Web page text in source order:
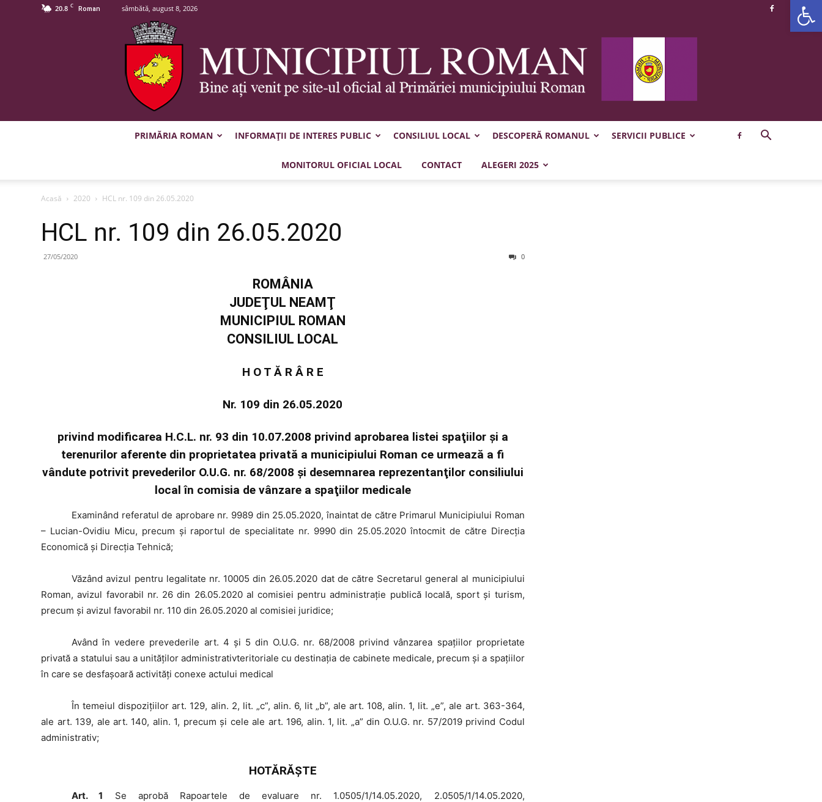
20.8 C Roman sâmbătă, august 8, 2026
Municipiul
PRIMĂRIA ROMAN INFORMAȚII DE INTERES PUBLIC CONSILIUL LOCAL DESCOPERĂ ROMANUL SERVICII PUBLICE
MONITORUL OFICIAL LOCAL CONTACT ALEGERI 2025
Acasă 2020 HCL nr. 109 din 26.05.2020
HCL nr. 109 din 26.05.2020
27/05/2020 0
ROMÂNIA
JUDEŢUL NEAMŢ
MUNICIPIUL ROMAN
CONSILIUL LOCAL
H O T Ă R Â R E
Nr. 109 din 26.05.2020
privind modificarea H.C.L. nr. 93 din 10.07.2008 privind aprobarea listei spaţiilor şi a
terenurilor aferente din proprietatea privată a municipiului Roman ce urmează a fi
vândute potrivit prevederilor O.U.G. nr. 68/2008 şi desemnarea reprezentanţilor consiliului
local în comisia de vânzare a spaţiilor medicale
Examinând referatul de aprobare nr. 9989 din 25.05.2020, înaintat de către Primarul Municipiului Roman
– Lucian-Ovidiu Micu, precum şi raportul de specialitate nr. 9990 din 25.05.2020 întocmit de către Direcția
Economică și Direcţia Tehnică;
Văzând avizul pentru legalitate nr. 10005 din 26.05.2020 dat de către Secretarul general al municipiului
Roman, avizul favorabil nr. 26 din 26.05.2020 al comisiei pentru administraţie publică locală, sport şi turism,
precum și avizul favorabil nr. 110 din 26.05.2020 al comisiei juridice;
Având în vedere prevederile art. 4 şi 5 din O.U.G. nr. 68/2008 privind vânzarea spaţiilor proprietate
privată a statului sau a unităţilor administrativteritoriale cu destinaţia de cabinete medicale, precum şi a spaţiilor
în care se desfaşoară activităţi conexe actului medical
În temeiul dispoziţiilor art. 129, alin. 2, lit. „c”, alin. 6, lit „b”, ale art. 108, alin. 1, lit. „e”, ale art. 363-364,
ale art. 139, ale art. 140, alin. 1, precum și cele ale art. 196, alin. 1, lit. „a” din O.U.G. nr. 57/2019 privind Codul
administrativ;
HOTĂRĂŞTE
Art. 1 Se aprobă Rapoartele de evaluare nr. 1.0505/1/14.05.2020, 2.0505/1/14.05.2020,